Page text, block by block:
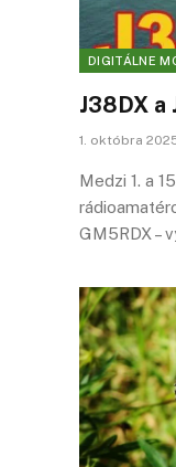
DIGITÁLNE
J38DX a
1. októbra
Medzi 1. a
GM5RDX –